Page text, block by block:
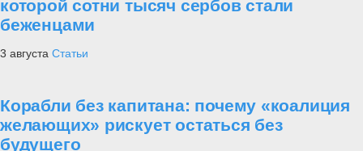
которой сотни тысяч сербов стали
беженцами
3 августа Статьи
Корабли без капитана: почему «коалиция
желающих» рискует остаться без
будущего